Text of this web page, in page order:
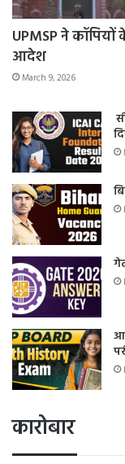
UPMSP ने
आदेश
March 9, 2026
कारोबार